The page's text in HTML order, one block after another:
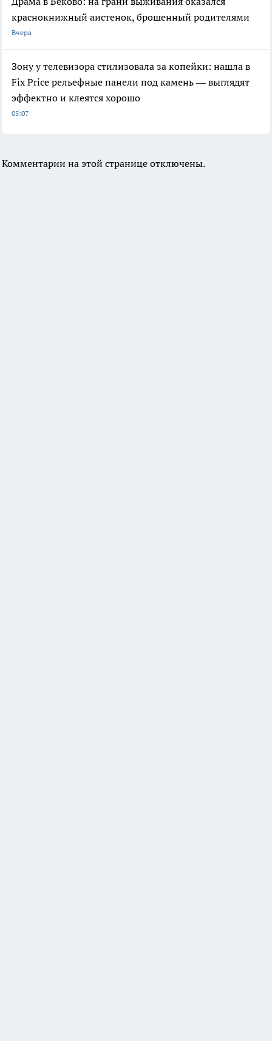
краснокнижный аистенок, брошенный родителями
Вчера
Зону у телевизора стилизовала за копейки: нашла в
Fix Price рельефные панели под камень — выглядят
эффектно и клеятся хорошо
05:07
Комментарии на этой странице отключены.